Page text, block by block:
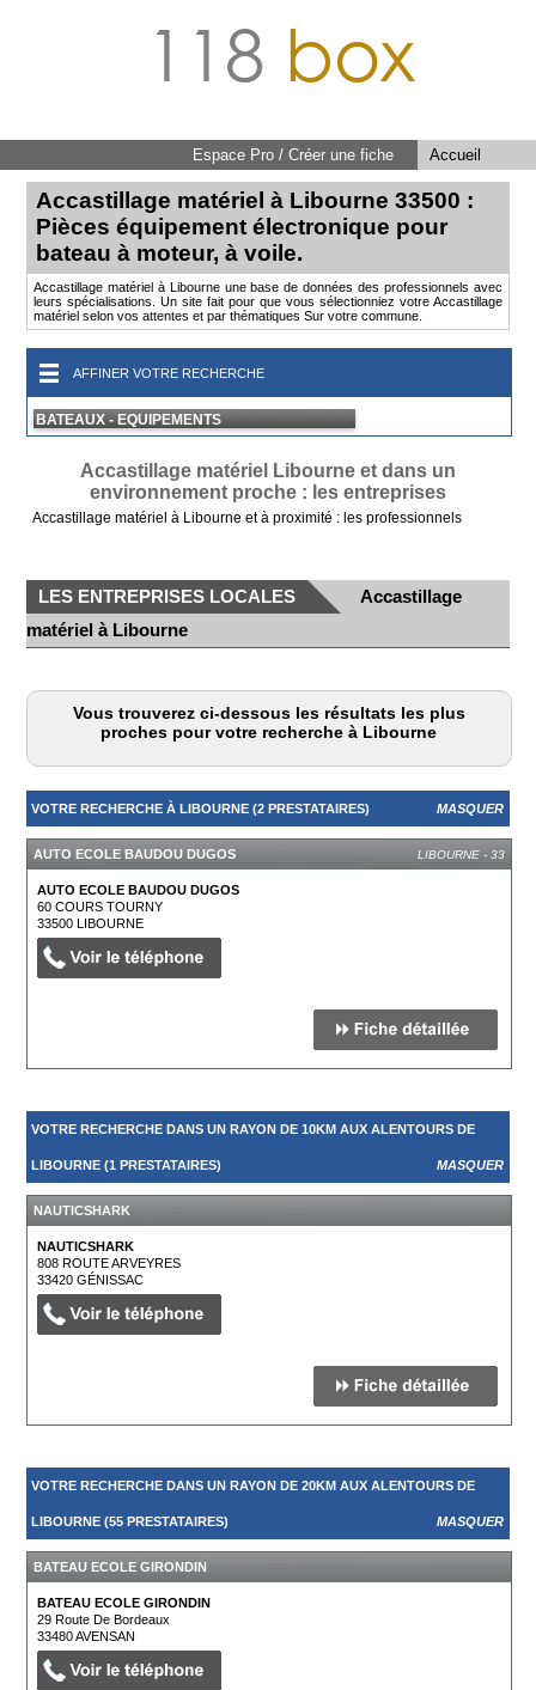
118 box
Accueil
Espace Pro / Créer une fiche
Accastillage matériel à Libourne 33500 :
Pièces équipement électronique pour
bateau à moteur, à voile.
Accastillage matériel à Libourne une base de données des professionnels avec
leurs spécialisations. Un site fait pour que vous sélectionniez votre Accastillage
matériel selon vos attentes et par thématiques Sur votre commune.
AFFINER VOTRE RECHERCHE
BATEAUX - EQUIPEMENTS
Accastillage matériel Libourne et dans un
environnement proche : les entreprises
Accastillage matériel à Libourne et à proximité : les professionnels
LES ENTREPRISES LOCALES
Accastillage
matériel à Libourne
Vous trouverez ci-dessous les résultats les plus
proches pour votre recherche à Libourne
VOTRE RECHERCHE À LIBOURNE (2 PRESTATAIRES) MASQUER
AUTO ECOLE BAUDOU DUGOS LIBOURNE - 33
AUTO ECOLE BAUDOU DUGOS
60 COURS TOURNY
33500LIBOURNE
VOTRE RECHERCHE DANS UN RAYON DE 10KM AUX ALENTOURS DE
LIBOURNE (1 PRESTATAIRES) MASQUER
NAUTICSHARK
NAUTICSHARK
808 ROUTE ARVEYRES
33420GÉNISSAC
VOTRE RECHERCHE DANS UN RAYON DE 20KM AUX ALENTOURS DE
LIBOURNE (55 PRESTATAIRES) MASQUER
BATEAU ECOLE GIRONDIN
BATEAU ECOLE GIRONDIN
29 Route De Bordeaux
33480AVENSAN